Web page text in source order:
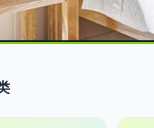
帘专业供应
701／